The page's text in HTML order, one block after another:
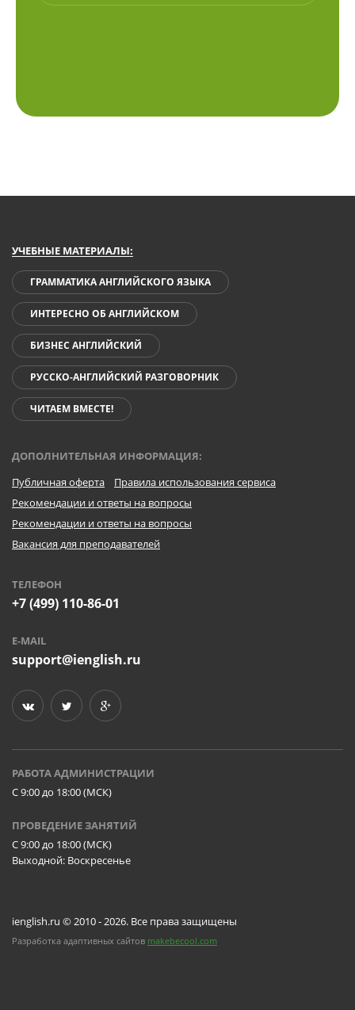
УЧЕБНЫЕ МАТЕРИАЛЫ:
ГРАММАТИКА АНГЛИЙСКОГО ЯЗЫКА
ИНТЕРЕСНО ОБ АНГЛИЙСКОМ
БИЗНЕС АНГЛИЙСКИЙ
РУССКО-АНГЛИЙСКИЙ РАЗГОВОРНИК
ЧИТАЕМ ВМЕСТЕ!
ДОПОЛНИТЕЛЬНАЯ ИНФОРМАЦИЯ:
Публичная оферта
Правила использования сервиса
Рекомендации и ответы на вопросы
Рекомендации и ответы на вопросы
Вакансия для преподавателей
ТЕЛЕФОН
+7 (499) 110-86-01
E-MAIL
support@ienglish.ru
РАБОТА АДМИНИСТРАЦИИ
C 9:00 до 18:00 (МСК)
ПРОВЕДЕНИЕ ЗАНЯТИЙ
C 9:00 до 18:00 (МСК)
Выходной: Воскресенье
ienglish.ru © 2010 - 2026. Все права защищены
Разработка адаптивных сайтов makebecool.com